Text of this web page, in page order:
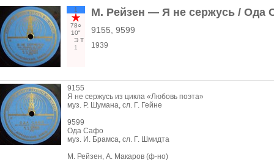
1
78○
10"
Э Т
1
М. Рейзен — Я не сержусь / Ода
9155, 9599
1939
9155
Я не сержусь из цикла «Любовь поэта»
муз. Р. Шумана, сл. Г. Гейне
9599
Ода Сафо
муз. И. Брамса, сл. Г. Шмидта
М. Рейзен, А. Макаров (ф-но)